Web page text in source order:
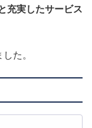
充実したサービス
た。